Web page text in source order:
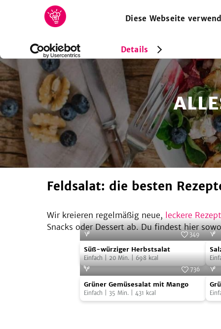
Diese Webseite
Details
REZEPTE SAMMLUNGEN MAGAZIN
Feldsalat: die besten
Wir kreieren regelmäßig neue, leckere
Snacks oder Dessert ab. Du findest hier
Süß-
würziger
Herbstsalat
Foto:
349
Süß-würziger Herbstsalat
Einfach 20 Min. 698 kcal
mit
Grüner
Gemüsesalat
mit
Foto:
736
Grüner Gemüsesalat mit Mango
Einfach 35 Min. 431 kcal